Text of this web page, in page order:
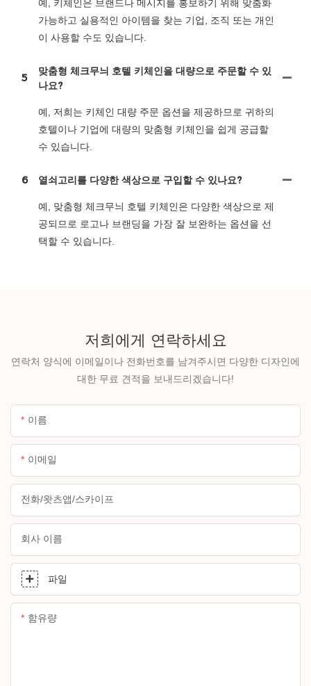
예, 키체인은 브랜드나 메시지를 홍보하기 위해 맞춤화
가능하고 실용적인 아이템을 찾는 기업, 조직 또는 개인
이 사용할 수도 있습니다.
5
맞춤형 체크무늬 호텔 키체인을 대량으로 주문할 수 있
나요?
예, 저희는 키체인 대량 주문 옵션을 제공하므로 귀하의
호텔이나 기업에 대량의 맞춤형 키체인을 쉽게 공급할
수 있습니다.
6 열쇠고리를 다양한 색상으로 구입할 수 있나요?
예, 맞춤형 체크무늬 호텔 키체인은 다양한 색상으로 제
공되므로 로고나 브랜딩을 가장 잘 보완하는 옵션을 선
택할 수 있습니다.
저희에게 연락하세요
연락처 양식에 이메일이나 전화번호를 남겨주시면 다양한 디자인에
대한 무료 견적을 보내드리겠습니다!
이름
이메일
전화/왓츠앱/스카이프
회사 이름
파일
함유량